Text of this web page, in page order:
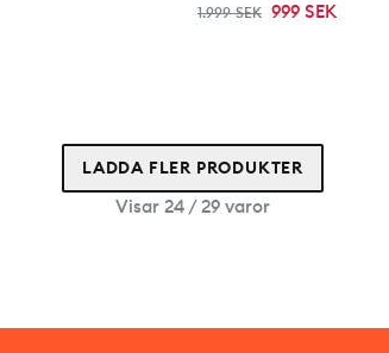
1.999 SEK 999 SEK
LADDA FLER PRODUKTER
Visar 24 / 29 varor